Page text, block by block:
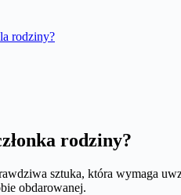
rodziny?
rodziny?
sztuka, która wymaga
obdarowanej.